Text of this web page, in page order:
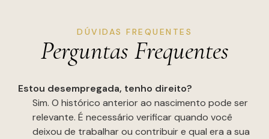
DÚVIDAS FREQUENTES
Perguntas Frequentes
Estou desempregada, tenho direito?
Sim. O histórico anterior ao nascimento pode ser
relevante. É necessário verificar quando você
deixou de trabalhar ou contribuir e qual era a sua